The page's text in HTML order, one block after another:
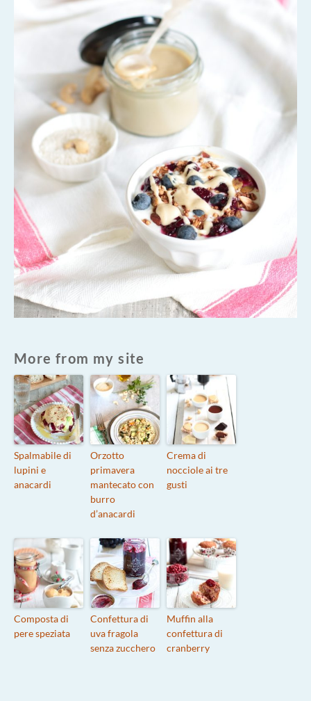
More from my site
Spalmabile di
lupini e
anacardi
Orzotto
primavera
mantecato con
burro
d’anacardi
Crema di
nocciole ai tre
gusti
Composta di
pere speziata
Confettura di
uva fragola
senza zucchero
Muffin alla
confettura di
cranberry